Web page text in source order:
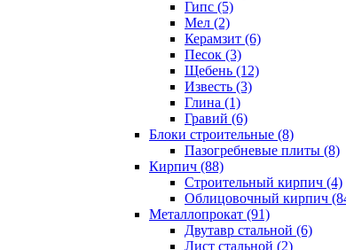
Гипс (5)
Мел (2)
Керамзит (6)
Песок (3)
Щебень (12)
Известь (3)
Глина (1)
Гравий (6)
Блоки строительные (8)
Пазогребневые плиты (8)
Кирпич (88)
Строительный кирпич (4)
Облицовочный кирпич
Металлопрокат (91)
Двутавр стальной (6)
Лист стальной (2)